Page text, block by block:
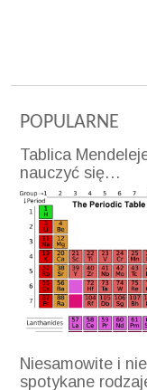
POPULARNE
Tablica
nauczyć się…
Niesamowite i
spotykane